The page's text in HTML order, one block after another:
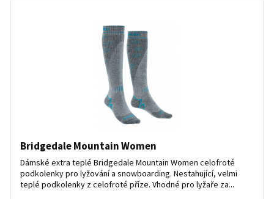
Bridgedale Mountain Women
Dámské extra teplé Bridgedale Mountain Women celofroté
podkolenky pro lyžování a snowboarding. Nestahující, velmi
teplé podkolenky z celofroté příze. Vhodné pro lyžaře za...